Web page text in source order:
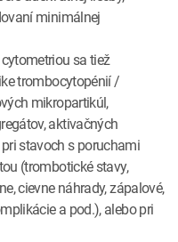
minimálnej
sa tiež
trombocytopénií /
mikropartikúl,
aktivačných
stavoch s poruchami
(trombotické stavy,
cievne náhrady, zápalové,
a pod.), alebo pri